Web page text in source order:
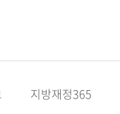
지방재정365